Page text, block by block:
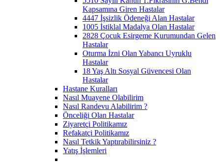
Kapsamına Giren Hastalar
4447 İşsizlik Ödeneği Alan Hastalar
1005 İstiklal Madalya Olan Hastalar
2828 Çocuk Esirgeme Kurumundan Gelen
Hastalar
Oturma İzni Olan Yabancı Uyruklu
Hastalar
18 Yaş Altı Sosyal Güvencesi Olan
Hastalar
Hastane Kuralları
Nasıl Muayene Olabilirim
Nasıl Randevu Alabilirim ?
Önceliği Olan Hastalar
Ziyaretçi Politikamız
Refakatçi Politikamız
Nasıl Tetkik Yaptırabilirsiniz ?
Yatış İşlemleri